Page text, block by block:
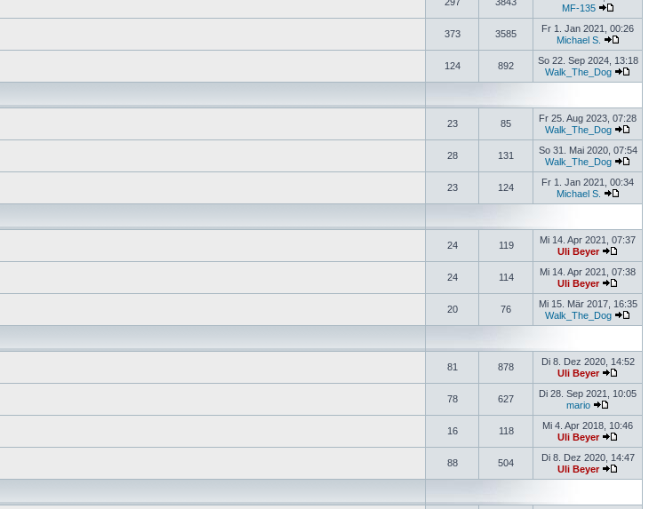
MF-135
373 3585
Fr 1. Jan 2021, 00:26
Michael S.
124 892
So 22. Sep 2024, 13:18
Walk_The_Dog
23 85
Fr 25. Aug 2023, 07:28
Walk_The_Dog
28 131
So 31. Mai 2020, 07:54
Walk_The_Dog
23 124
Fr 1. Jan 2021, 00:34
Michael S.
24 119
Mi 14. Apr 2021, 07:37
Uli Beyer
24 114
Mi 14. Apr 2021, 07:38
Uli Beyer
20 76
Mi 15. Mär 2017, 16:35
Walk_The_Dog
81 878
Di 8. Dez 2020, 14:52
Uli Beyer
78 627
Di 28. Sep 2021, 10:05
mario
16 118
Mi 4. Apr 2018, 10:46
Uli Beyer
88 504
Di 8. Dez 2020, 14:47
Uli Beyer